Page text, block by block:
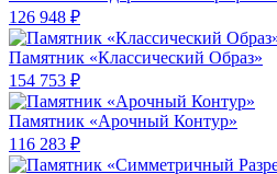
126 948 ₽
Памятник «Классический Образ»
154 753 ₽
Памятник «Арочный Контур»
116 283 ₽